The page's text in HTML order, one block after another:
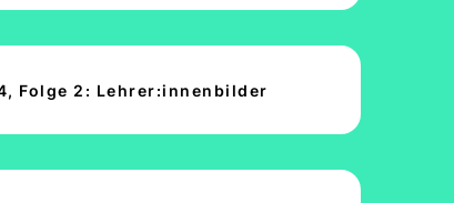
Folge 2: Lehrer:innenbilder